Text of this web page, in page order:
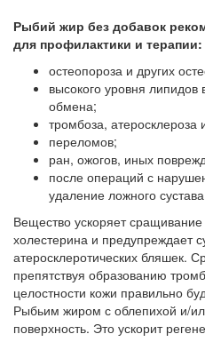
Рыбий жир без добавок
для профилактики и терапии:
остеопороза и других
высокого уровня
обмена;
тромбоза, атеросклероза
переломов;
ран, ожогов, иных
после операций с
удаление ложного
Вещество ускоряет
холестерина и предупреждает
атеросклеротических бляшек.
препятствуя образованию
целостности кожи правильно
Рыбьим жиром с облепихой и/
поверхность. Это ускорит